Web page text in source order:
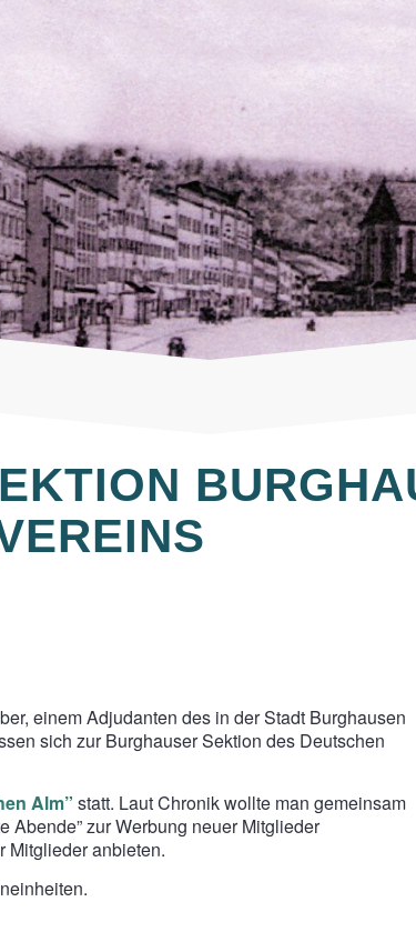
einem Adjudanten des in der Stadt Burghausen
sich zur Burghauser Sektion des Deutschen
Alm” statt. Laut Chronik wollte man gemeinsam
Abende” zur Werbung neuer Mitglieder
Mitglieder anbieten.